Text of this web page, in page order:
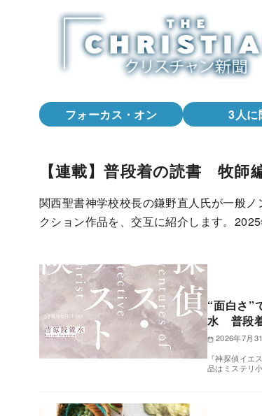
フォーカス・オン 3人に
【連載】普段着の読書 牧師
関西聖書神学校校長の鎌野直人氏が一般
クション作品を、交互に紹介します。2025
“面白さ”
水 普段
2026年7月
『神探偵イ
品はミステリ